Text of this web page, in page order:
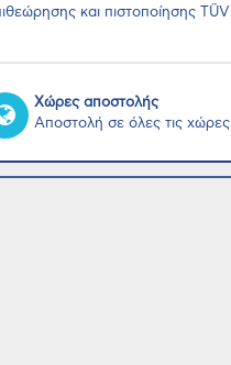
και πιστοποίησης TÜV
Χώρες αποστολής
Αποστολή σε όλες τις χώρες